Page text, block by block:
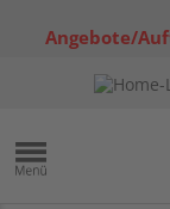
Angebote/